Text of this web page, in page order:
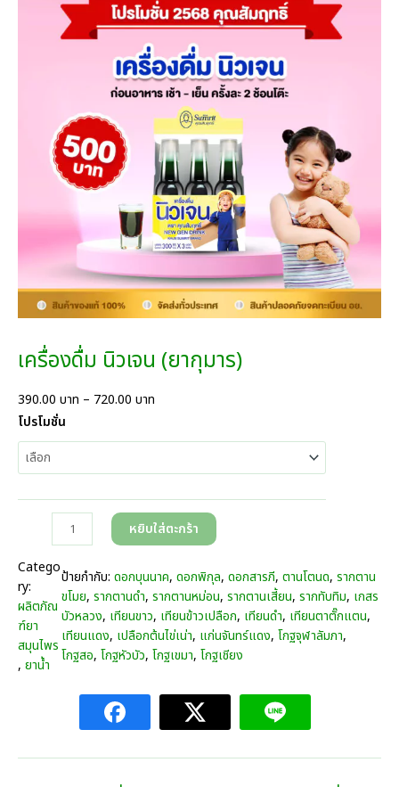
เครื่องดื่ม นิวเจน (ยากุมาร)
390.00 บาท – 720.00 บาท
i
e
r
a
n
e
:
3
9
0
0
บ
โปรโมชั่น
ว
น
เ
ค
รื่
ว
หยิบใส่ตะกร้า
Catego
ry:
ผลิตภัณ
ฑ์ยา
สมุนไพร
, ยาน้ำ
ป้ายกำกับ:ดอกบุนนาค, ดอกพิกุล, ดอกสารภี, ตานโตนด, รากตาน
ขโมย, รากตานดำ, รากตานหม่อน, รากตานเสี้ยน, รากทับทิม, เกสร
บัวหลวง, เทียนขาว, เทียนข้าวเปลือก, เทียนดำ, เทียนตาตั๊กแตน
เทียนแดง, เปลือกต้นไข่เน่า, แก่นจันทร์แดง, โกฐจุฬาลัมภา
โกฐสอ, โกฐหัวบัว, โกฐเขมา, โกฐเชียง